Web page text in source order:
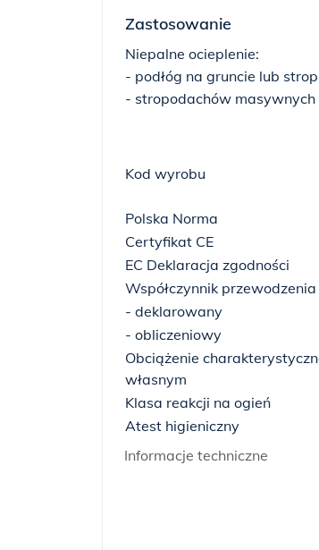
Zastosowanie
Niepalne ocieplenie:
- podłóg na gruncie lub
- stropodachów masywnych
Informacje techniczne
Kod wyrobu
Polska Norma
Certyfikat CE
EC Deklaracja zgodności
Współczynnik przewodzenia
- deklarowany
- obliczeniowy
Obciążenie
własnym
Klasa reakcji na ogień
Atest higieniczny